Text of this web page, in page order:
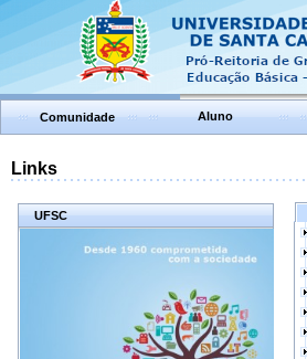
Comunidade Aluno
Links
UFSC